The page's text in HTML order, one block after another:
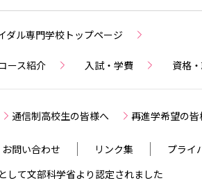
ダル専門学校トップページ
ース紹介 入試・学費 資格
通信制高校生の皆様へ 再進学希望の皆
お問い合わせ リンク集 プライ
して文部科学省より認定されました